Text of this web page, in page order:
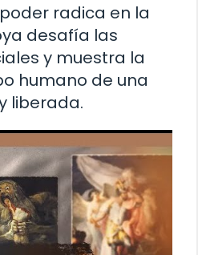
radica en la
desafía las
y muestra la
humano de una
liberada.